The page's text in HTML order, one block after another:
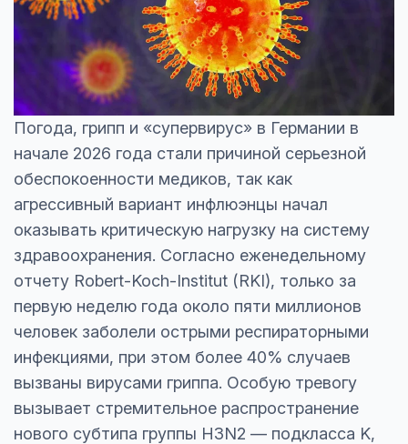
Погода, грипп и «супервирус» в Германии в
начале 2026 года стали причиной серьезной
обеспокоенности медиков, так как
агрессивный вариант инфлюэнцы начал
оказывать критическую нагрузку на систему
здравоохранения. Согласно еженедельному
отчету Robert-Koch-Institut (RKI), только за
первую неделю года около пяти миллионов
человек заболели острыми респираторными
инфекциями, при этом более 40% случаев
вызваны вирусами гриппа. Особую тревогу
вызывает стремительное распространение
нового субтипа группы H3N2 — подкласса K,